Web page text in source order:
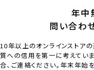
年中
問い合わ
10年以上のオンラインストア
質への信用を第一に考えてい
合、ご連絡ください。年末年始